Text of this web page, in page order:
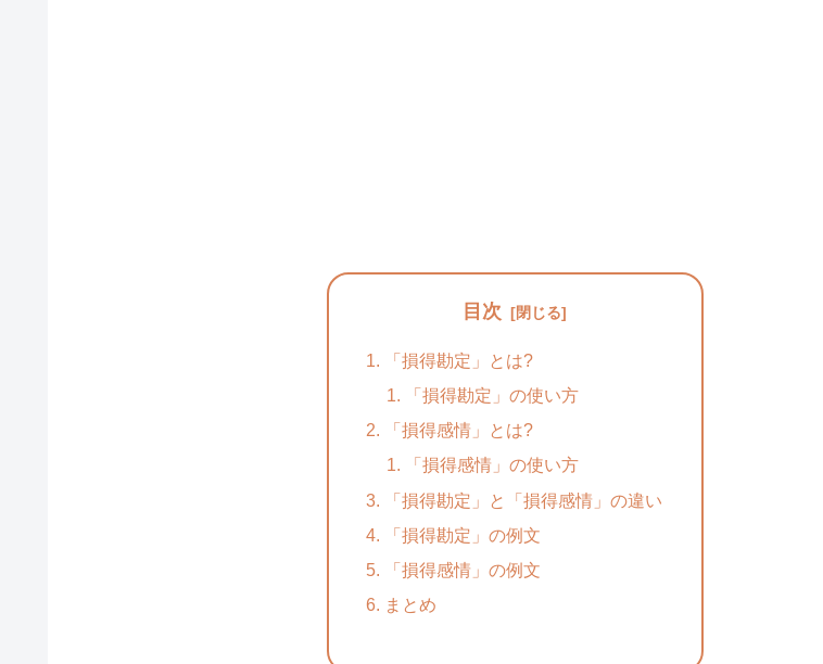
目次
「損得勘定」とは?
「損得勘定」の使い方
「損得感情」とは?
「損得感情」の使い方
「損得勘定」と「損得感情」の違い
「損得勘定」の例文
「損得感情」の例文
まとめ